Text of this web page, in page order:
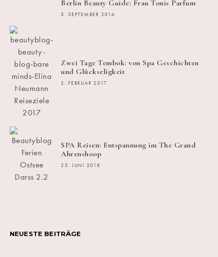
Berlin Beauty Guide: Frau Tonis Parfum
5. SEPTEMBER 2016
Zwei Tage Tembok: von Spa Geschichten
und Glückseligkeit
2. FEBRUAR 2017
SPA Reisen: Entspannung im The Grand
Ahrenshoop
25. JUNI 2018
NEUESTE BEITRÄGE